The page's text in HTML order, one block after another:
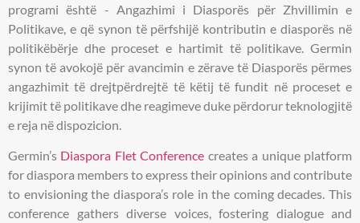
programi është - Angazhimi i Diasporës për Zhvillimin e
Politikave, e që synon të përfshijë kontributin e diasporës në
politikëbërje dhe proceset e hartimit të politikave. Germin
synon të avokojë për avancimin e zërave të Diasporës përmes
angazhimit të drejtpërdrejtë të këtij të fundit në proceset e
krijimit të politikave dhe reagimeve duke përdorur teknologjitë
e reja në dispozicion.
Germin’s Diaspora Flet Conference creates a unique platform
for diaspora members to express their opinions and contribute
to envisioning the diaspora’s role in the coming decades. This
conference gathers diverse voices, fostering dialogue and